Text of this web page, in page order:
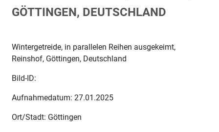
GÖTTINGEN, DEUTSCHLAND
Wintergetreide, in parallelen Reihen ausgekeimt,
Reinshof, Göttingen, Deutschland
Bild-ID:
Aufnahmedatum: 27.01.2025
Ort/Stadt: Göttingen